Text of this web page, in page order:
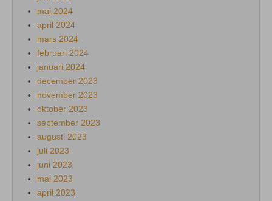
maj 2024
april 2024
mars 2024
februari 2024
januari 2024
december 2023
november 2023
oktober 2023
september 2023
augusti 2023
juli 2023
juni 2023
maj 2023
april 2023